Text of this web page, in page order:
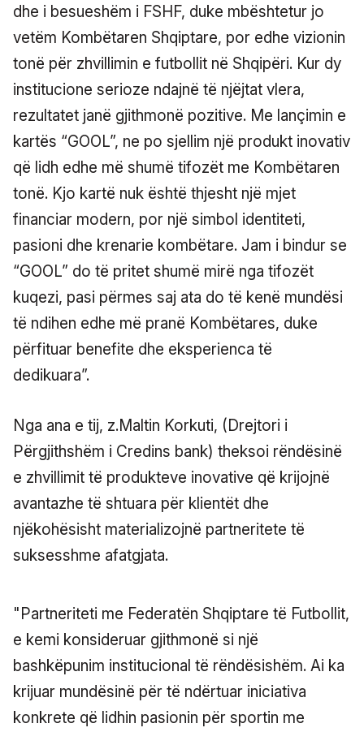
dhe i besueshëm i FSHF, duke mbështetur jo
vetëm Kombëtaren Shqiptare, por edhe vizionin
tonë për zhvillimin e futbollit në Shqipëri. Kur dy
institucione serioze ndajnë të njëjtat vlera,
rezultatet janë gjithmonë pozitive. Me lançimin e
kartës “GOOL”, ne po sjellim një produkt inovativ
që lidh edhe më shumë tifozët me Kombëtaren
tonë. Kjo kartë nuk është thjesht një mjet
financiar modern, por një simbol identiteti,
pasioni dhe krenarie kombëtare. Jam i bindur se
“GOOL” do të pritet shumë mirë nga tifozët
kuqezi, pasi përmes saj ata do të kenë mundësi
të ndihen edhe më pranë Kombëtares, duke
përfituar benefite dhe eksperienca të
dedikuara”.
Nga ana e tij, z.Maltin Korkuti, (Drejtori i
Përgjithshëm i Credins bank) theksoi rëndësinë
e zhvillimit të produkteve inovative që krijojnë
avantazhe të shtuara për klientët dhe
njëkohësisht materializojnë partneritete të
suksesshme afatgjata.
"Partneriteti me Federatën Shqiptare të Futbollit,
e kemi konsideruar gjithmonë si një
bashkëpunim institucional të rëndësishëm. Ai ka
krijuar mundësinë për të ndërtuar iniciativa
konkrete që lidhin pasionin për sportin me